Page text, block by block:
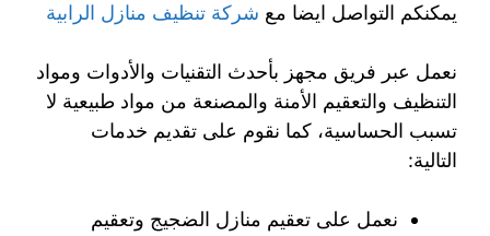
يمكنكم التواصل ايضا مع شركة تنظيف منازل الرابية
نعمل عبر فريق مجهز بأحدث التقنيات والأدوات ومواد
التنظيف والتعقيم الأمنة والمصنعة من مواد طبيعية لا
تسبب الحساسية، كما نقوم على تقديم خدمات
التالية:
نعمل على تعقيم منازل الضجيج وتعقيم